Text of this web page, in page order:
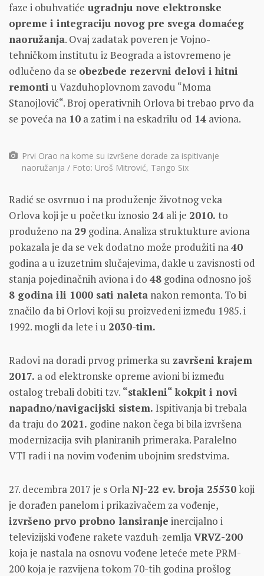
faze i obuhvatiće ugradnju nove elektronske
opreme i integraciju novog pre svega domaćeg
naoružanja. Ovaj zadatak poveren je Vojno-
tehničkom institutu iz Beograda a istovremeno je
odlučeno da se obezbede rezervni delovi i hitni
remonti u Vazduhoplovnom zavodu “Moma
Stanojlović“. Broj operativnih Orlova bi trebao prvo da
se poveća na 10 a zatim i na eskadrilu od 14 aviona.
Prvi Orao na kome su izvršene dorade za ispitivanje
naoružanja / Foto: Uroš Mitrović, Tango Six
Radić se osvrnuo i na produženje životnog veka
Orlova koji je u početku iznosio 24 ali je 2010. to
produženo na 29 godina. Analiza struktukture aviona
pokazala je da se vek dodatno može produžiti na40
godina a u izuzetnim slučajevima, dakle u zavisnosti od
stanja pojedinačnih aviona i do 48 godina odnosno još
8 godina ili 1000 sati naleta nakon remonta. To bi
značilo da bi Orlovi koji su proizvedeni između 1985. i
1992. mogli da lete i u 2030-tim.
Radovi na doradi prvog primerka su završeni krajem
2017. a od elektronske opreme avioni bi između
ostalog trebali dobiti tzv. “stakleni“ kokpit i novi
napadno/navigacijski sistem. Ispitivanja bi trebala
da traju do 2021. godine nakon čega bi bila izvršena
modernizacija svih planiranih primeraka. Paralelno
VTI radi i na novim vođenim ubojnim sredstvima.
27. decembra 2017 je s OrlaNJ-22 ev. broja 25530koji
je dorađen panelom i prikazivačem za vođenje,
izvršeno prvo probno lansiranje inercijalno i
televizijski vođene rakete vazduh-zemljaVRVZ-200
koja je nastala na osnovu vođene leteće mete PRM-
200 koja je razvijena tokom 70-tih godina prošlog